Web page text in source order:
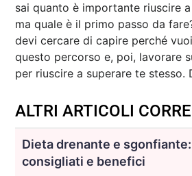
sai quanto è importante riuscire
ma quale è il primo passo da
devi cercare di capire perché
questo percorso e, poi, lavorare
per riuscire a superare te stesso.
ALTRI ARTICOLI
Dieta drenante e
consigliati e benefici